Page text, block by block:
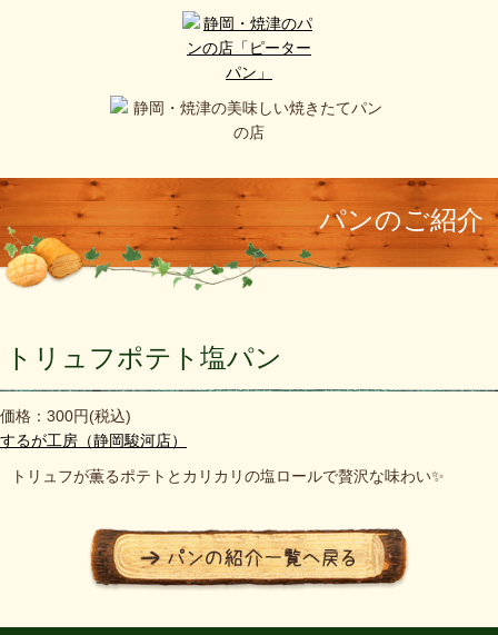
パンのご紹介
トリュフポテト塩パン
価格：300円(税込)
するが工房（静岡駿河店）
トリュフが薫るポテトとカリカリの塩ロールで贅沢な味わい✨